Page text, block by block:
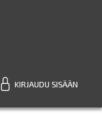
KIRJAUDU SISÄÄN